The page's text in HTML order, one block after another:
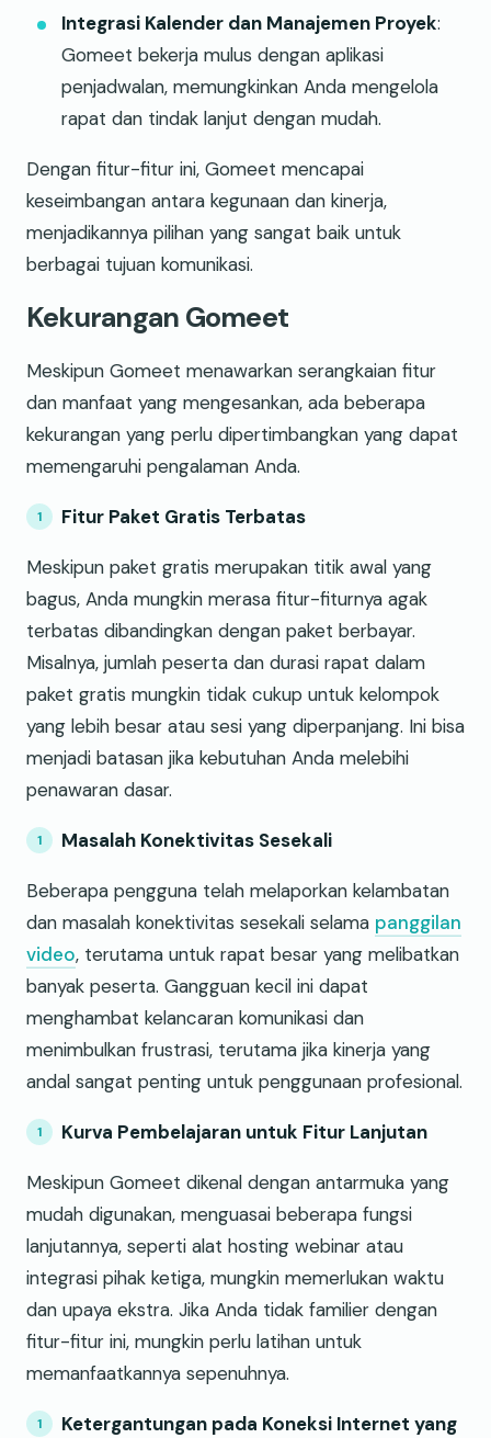
Integrasi Kalender dan Manajemen Proyek:
Gomeet bekerja mulus dengan aplikasi
penjadwalan, memungkinkan Anda mengelola
rapat dan tindak lanjut dengan mudah.
Dengan fitur-fitur ini, Gomeet mencapai
keseimbangan antara kegunaan dan kinerja,
menjadikannya pilihan yang sangat baik untuk
berbagai tujuan komunikasi.
Kekurangan Gomeet
Meskipun Gomeet menawarkan serangkaian fitur
dan manfaat yang mengesankan, ada beberapa
kekurangan yang perlu dipertimbangkan yang dapat
memengaruhi pengalaman Anda.
Fitur Paket Gratis Terbatas
Meskipun paket gratis merupakan titik awal yang
bagus, Anda mungkin merasa fitur-fiturnya agak
terbatas dibandingkan dengan paket berbayar.
Misalnya, jumlah peserta dan durasi rapat dalam
paket gratis mungkin tidak cukup untuk kelompok
yang lebih besar atau sesi yang diperpanjang. Ini bisa
menjadi batasan jika kebutuhan Anda melebihi
penawaran dasar.
Masalah Konektivitas Sesekali
Beberapa pengguna telah melaporkan kelambatan
dan masalah konektivitas sesekali selama panggilan
video, terutama untuk rapat besar yang melibatkan
banyak peserta. Gangguan kecil ini dapat
menghambat kelancaran komunikasi dan
menimbulkan frustrasi, terutama jika kinerja yang
andal sangat penting untuk penggunaan profesional.
Kurva Pembelajaran untuk Fitur Lanjutan
Meskipun Gomeet dikenal dengan antarmuka yang
mudah digunakan, menguasai beberapa fungsi
lanjutannya, seperti alat hosting webinar atau
integrasi pihak ketiga, mungkin memerlukan waktu
dan upaya ekstra. Jika Anda tidak familier dengan
fitur-fitur ini, mungkin perlu latihan untuk
memanfaatkannya sepenuhnya.
Ketergantungan pada Koneksi Internet yang